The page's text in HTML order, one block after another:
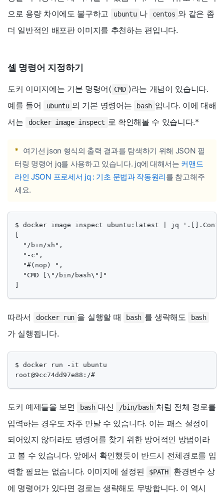
으로 용량 차이에도 불구하고
ubuntu 나 centos 와 같은 좀
더 일반적인 배포판 이미지를 추천하는 편입니다.
셸 명령어 지정하기
도커 이미지에는 기본 명령어( CMD )라는 개념이 있습니다.
예를 들어
ubuntu 의 기본 명령어는 bash 입니다. 이에 대해
서는
docker image inspect 로 확인해볼 수 있습니다.*
* 여기선 json 형식의 출력 결과를 탐색하기 위해 JSON 필
터링 명령어 jq를 사용하고 있습니다. jq에 대해서는 커맨드
라인 JSON 프로세서 jq : 기초 문법과 작동원리를 참고해주
세요.
$ docker image inspect ubuntu:latest | jq
  "/bin/sh",
  "-c",
  "#(nop) ",
  "CMD [\"/bin/bash\"]"
따라서 docker run 을 실행할 때 bash 를 생략해도 bash
가 실행됩니다.
$ docker run -it ubuntu
root@9cc74dd97e88:/#
도커 예제들을 보면 bash 대신 /bin/bash 처럼 전체 경로를
입력하는 경우도 자주 만날 수 있습니다. 이는 패스 설정이
되어있지 않더라도 명령어를 찾기 위한 방어적인 방법이라
고 볼 수 있습니다. 앞에서 확인했듯이 반드시 전체경로를 입
력할 필요는 없습니다. 이미지에 설정된
$PATH
환경변수 상
에 명령어가 있다면 경로는 생략해도 무방합니다. 이 역시